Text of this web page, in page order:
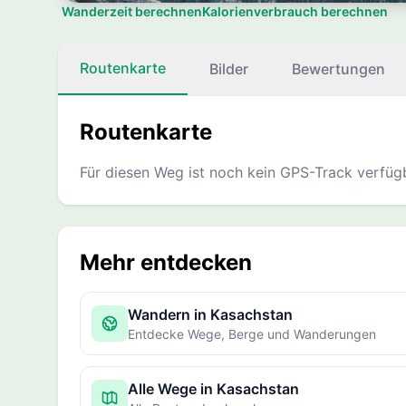
Wanderzeit berechnenKalorienverbrauch berechnen
Routenkarte Bilder Bewertungen
Routenkarte
Für diesen Weg ist noch kein GPS-Track
Mehr entdecken
Wandern in Kasachstan
Entdecke Wege, Berge und Wanderungen
Alle Wege in Kasachstan